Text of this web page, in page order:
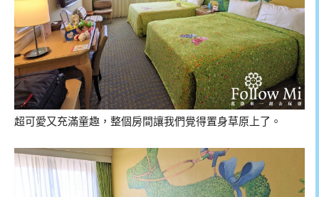
超可愛又充滿童趣，整個房間讓我們覺得置身草原上了。